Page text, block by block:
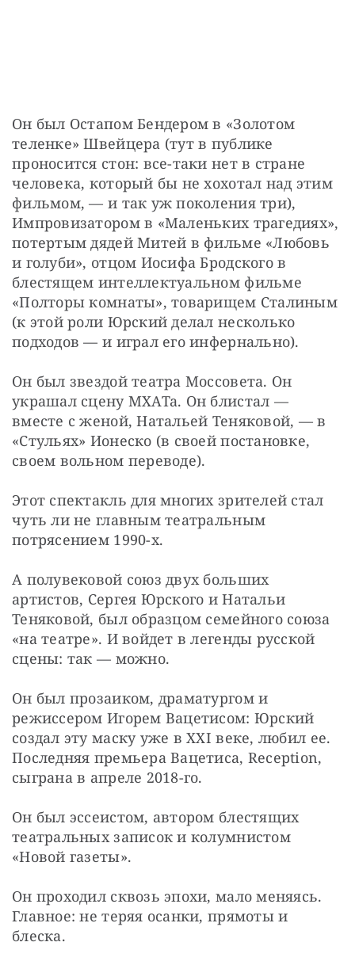
Он был Остапом Бендером в «Золотом
теленке» Швейцера (тут в публике
проносится стон: все-таки нет в стране
человека, который бы не хохотал над этим
фильмом, — и так уж поколения три),
Импровизатором в «Маленьких трагедиях»,
потертым дядей Митей в фильме «Любовь
и голуби», отцом Иосифа Бродского в
блестящем интеллектуальном фильме
«Полторы комнаты», товарищем Сталиным
(к этой роли Юрский делал несколько
подходов — и играл его инфернально).
Он был звездой театра Моссовета. Он
украшал сцену МХАТа. Он блистал —
вместе с женой, Натальей Теняковой, — в
«Стульях» Ионеско (в своей постановке,
своем вольном переводе).
Этот спектакль для многих зрителей стал
чуть ли не главным театральным
потрясением 1990-х.
А полувековой союз двух больших
артистов, Сергея Юрского и Натальи
Теняковой, был образцом семейного союза
«на театре». И войдет в легенды русской
сцены: так — можно.
Он был прозаиком, драматургом и
режиссером Игорем Вацетисом: Юрский
создал эту маску уже в XXI веке, любил ее.
Последняя премьера Вацетиса, Reception,
сыграна в апреле 2018-го.
Он был эссеистом, автором блестящих
театральных записок и колумнистом
«Новой газеты».
Он проходил сквозь эпохи, мало меняясь.
Главное: не теряя осанки, прямоты и
блеска.